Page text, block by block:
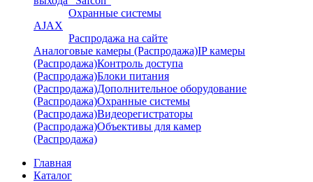
Охранные системы
AJAX
Распродажа на сайте
Аналоговые камеры (Распродажа)IP камеры
(Распродажа)Контроль доступа
(Распродажа)Блоки питания
(Распродажа)Дополнительное оборудование
(Распродажа)Охранные системы
(Распродажа)Видеорегистраторы
(Распродажа)Объективы для камер
(Распродажа)
Главная
Каталог